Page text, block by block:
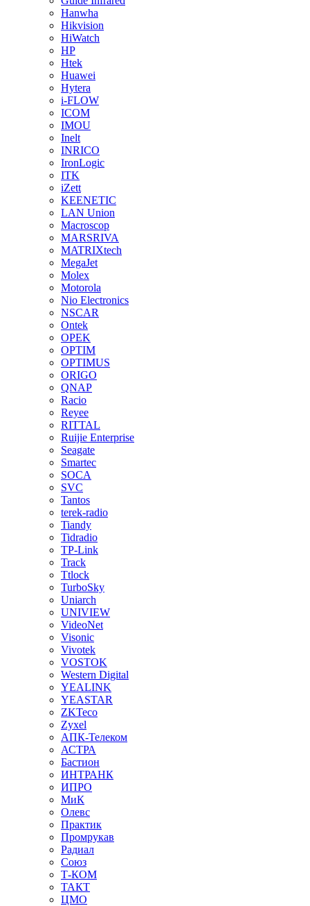
Hanwha
Hikvision
HiWatch
HP
Htek
Huawei
Hytera
i-FLOW
ICOM
IMOU
Inelt
INRICO
IronLogic
ITK
iZett
KEENETIC
LAN Union
Macroscop
MARSRIVA
MATRIXtech
MegaJet
Molex
Motorola
Nio Electronics
NSCAR
Ontek
OPEK
OPTIM
OPTIMUS
ORIGO
QNAP
Racio
Reyee
RITTAL
Ruijie Enterprise
Seagate
Smartec
SOCA
SVC
Tantos
terek-radio
Tiandy
Tidradio
TP-Link
Track
Ttlock
TurboSky
Uniarch
UNIVIEW
VideoNet
Visonic
Vivotek
VOSTOK
Western Digital
YEALINK
YEASTAR
ZKTeco
Zyxel
АПК-Телеком
АСТРА
Бастион
ИНТРАНК
ИПРО
МиК
Олевс
Практик
Промрукав
Радиал
Союз
Т-КОМ
ТАКТ
ЦМО